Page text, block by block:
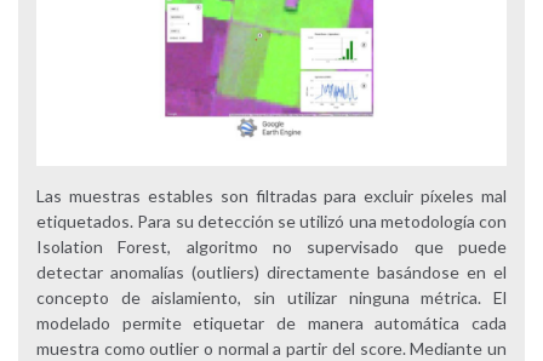
Las muestras estables son filtradas para excluir píxeles mal
etiquetados. Para su detección se utilizó una metodología con
Isolation Forest, algoritmo no supervisado que puede
detectar anomalías (outliers) directamente basándose en el
concepto de aislamiento, sin utilizar ninguna métrica. El
modelado permite etiquetar de manera automática cada
muestra como outlier o normal a partir del score. Mediante un